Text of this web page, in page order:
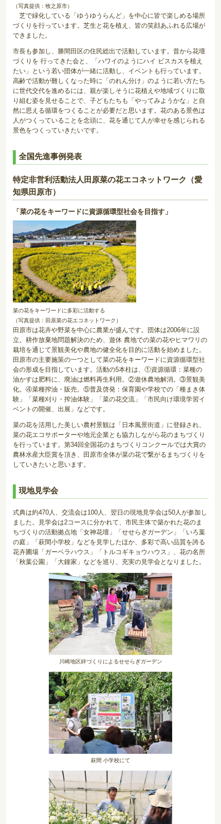
（写真提供：牧之原市）
芝で緑化している「ゆうゆうらんど」を中心に皆で楽しめる場所
づくりを行っています。芝生と花を植え、皆の笑顔あふれる広場が
できました。
市長も参加し、勝間田区の住民総出で活動しています。昔から花壇
づくりを 行ってきた会と、「ハワイのようにハイ ビスカスを植え
たい」という若い団体が一緒に活動し、イベントも行っています。
高齢で活動が難しくなった時に「のれん分け」のように若い方たち
に世代交代を進めるには、親が楽しそうに花植えや地域づくりに取
り組む姿を見せることで、子どもたちも「やってみようかな」と自
然に思える循環をつくることが必要だと思います。花のある景色は
人がつくっていることを念頭に、花を通じて人が幸せを感じられる
景色をつくっていきたいです。
全国先進事例発表
特定非営利活動法人田原菜の花エコネットワーク（愛
知県田原市）
「菜の花をキーワードに資源循環型社会を目指す」
菜の花をキーワードに多彩に活動する
（写真提供：田原菜の花エコネットワーク）
田原市は花卉や野菜を中心に農業が盛んです。団体は2006年に設
立。耕作放棄地問題解決のため、遊休 農地での菜の花やヒマワリの
栽培を通じて景観美化や農地の健全化を目的に活動を始めました。
田原市の主要施策の一つとして菜の花をキーワードに資源循環型社
会の形成を目指しています。活動の5本柱は、①資源循環：菜種の
油かすは肥料に、廃油は燃料再生利用。②遊休農地解消。③景観美
化。④菜種搾油・販売。⑤普及啓発：保育園や学校での「種まき体
験」「菜種刈り・搾油体験」「菜の花交流」「市民向け環境学習イ
ベントの開催、出展」などです。
菜の花を活用した美しい農村景観は「日本風景街道」に登録され、
菜の花エコサポーターや地元企業とも協力しながら花のまちづくり
を行っています。第34回全国花のまちづくりコンクールでは大賞の
農林水産大臣賞を頂き、田原市全体が菜の花で繋がるまちづくりを
していきたいと思います。
現地見学会
式典は約470人、交流会は100人、翌日の現地見学会は50人が参加し
ました。見学会は2コースに分かれて、市民主体で築かれた花のま
ちづくりの活動拠点地「女神花壇」「せせらぎガーデン」「いろ葉
の庭」「萩間小学校」などを見学したほか、多彩で高い品質を誇る
花卉圃場「ガーベラハウス」「トルコギキョウハウス」、花の名所
「秋葉公園」「大鐘家」などを巡り、充実の見学会となりました。
川崎地区絆づくりによるせせらぎガーデン
萩間 小学校にて